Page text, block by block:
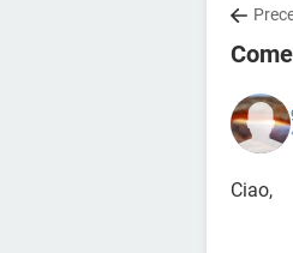
Ciao,